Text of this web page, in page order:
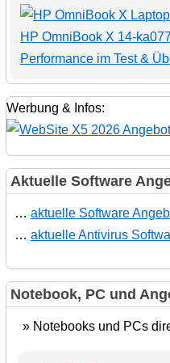
HP OmniBook X 14-
Performance im Test &
Werbung & Infos:
Aktuelle Software
… aktuelle Software
… aktuelle Antivirus
Notebook, PC und
» Notebooks und PCs